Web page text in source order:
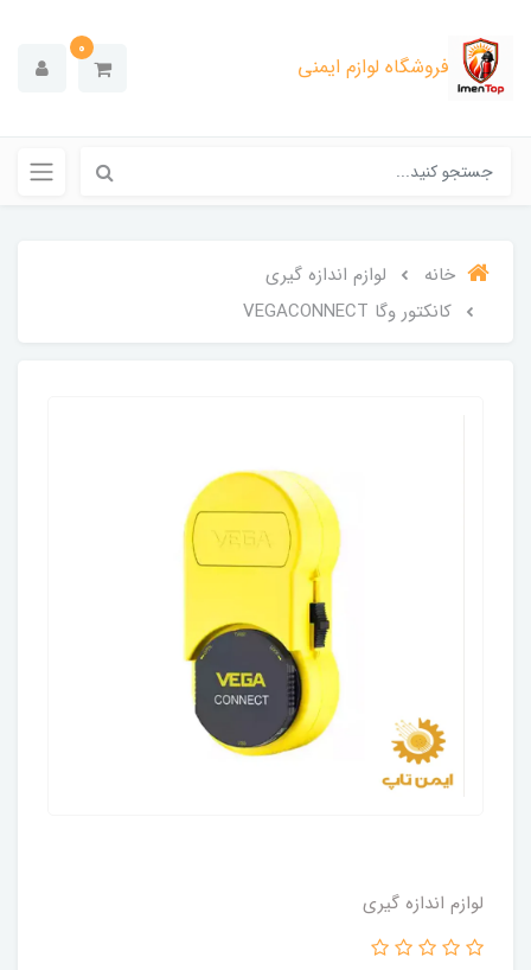
فروشگاه لوازم ایمنی
0
خانه
لوازم اندازه گیری
کانکتور وگا VEGACONNECT
لوازم اندازه گیری